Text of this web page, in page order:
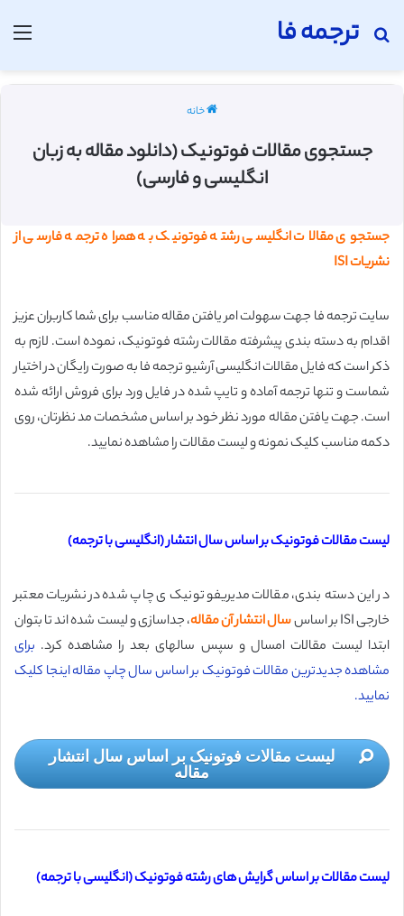
ترجمه فا
جستجو برای
خانه
جستجوی مقالات فوتونیک (دانلود مقاله به زبان
انگلیسی و فارسی)
جستجوی مقالات انگلیسی رشته فوتونیک به همراه ترجمه فارسی از
نشریات ISI
سایت ترجمه فا جهت سهولت امر یافتن مقاله مناسب برای شما کاربران عزیز
اقدام به دسته بندی پیشرفته مقالات رشته فوتونیک، نموده است. لازم به
ذکر است که فایل مقالات انگلیسی آرشیو ترجمه فا به صورت رایگان در اختیار
شماست و تنها ترجمه آماده و تایپ شده در فایل ورد برای فروش ارائه شده
است.جهت یافتن مقاله مورد نظر خود بر اساس مشخصات مد نظرتان، روی
دکمه مناسب کلیک نمونه و لیست مقالات را مشاهده نمایید.
لیست مقالات فوتونیک بر اساس سال انتشار (انگلیسی با ترجمه)
در این دسته بندی، مقالات مدیریفوتونیک ی چاپ شده در نشریات معتبر
خارجی ISI بر اساس
سال انتشار آن مقاله، جداسازی و لیست شده اند تا بتوان
ابتدا لیست مقالات امسال و سپس سالهای بعد را مشاهده کرد. برای
مشاهده جدیدترین مقالات فوتونیک بر اساس سال چاپ مقاله اینجا کلیک
نمایید.
لیست مقالات فوتونیک بر اساس سال انتشار
مقاله
لیست مقالات بر اساس گرایش های رشته فوتونیک (انگلیسی با ترجمه)